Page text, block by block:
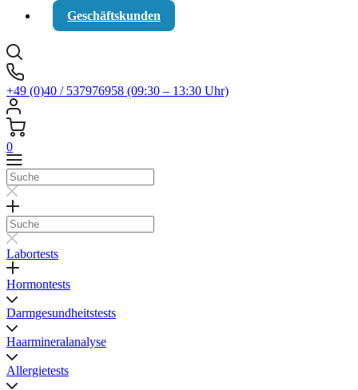
Geschäftskunden
+49 (0)40 / 537976958 (09:30 – 13:30 Uhr)
0
Suche
Suche
Labortests
Hormontests
Darmgesundheitstests
Haarmineralanalyse
Allergietests